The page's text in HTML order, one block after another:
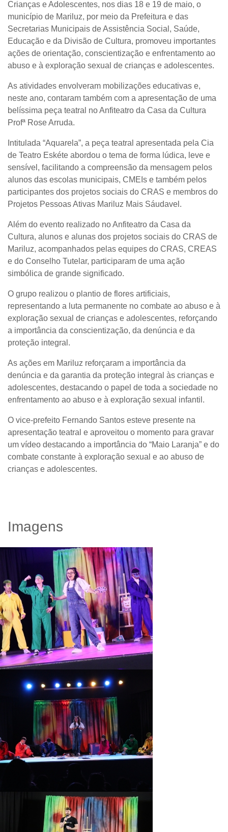
Crianças e Adolescentes, nos dias 18 e 19 de maio, o
município de Mariluz, por meio da Prefeitura e das
Secretarias Municipais de Assistência Social, Saúde,
Educação e da Divisão de Cultura, promoveu importantes
ações de orientação, conscientização e enfrentamento ao
abuso e à exploração sexual de crianças e adolescentes.
As atividades envolveram mobilizações educativas e,
neste ano, contaram também com a apresentação de uma
belíssima peça teatral no Anfiteatro da Casa da Cultura
Profª Rose Arruda.
Intitulada “Aquarela”, a peça teatral apresentada pela Cia
de Teatro Eskéte abordou o tema de forma lúdica, leve e
sensível, facilitando a compreensão da mensagem pelos
alunos das escolas municipais, CMEIs e também pelos
participantes dos projetos sociais do CRAS e membros do
Projetos Pessoas Ativas Mariluz Mais Sáudavel.
Além do evento realizado no Anfiteatro da Casa da
Cultura, alunos e alunas dos projetos sociais do CRAS de
Mariluz, acompanhados pelas equipes do CRAS, CREAS
e do Conselho Tutelar, participaram de uma ação
simbólica de grande significado.
O grupo realizou o plantio de flores artificiais,
representando a luta permanente no combate ao abuso e à
exploração sexual de crianças e adolescentes, reforçando
a importância da conscientização, da denúncia e da
proteção integral.
As ações em Mariluz reforçaram a importância da
denúncia e da garantia da proteção integral às crianças e
adolescentes, destacando o papel de toda a sociedade no
enfrentamento ao abuso e à exploração sexual infantil.
O vice-prefeito Fernando Santos esteve presente na
apresentação teatral e aproveitou o momento para gravar
um vídeo destacando a importância do “Maio Laranja” e do
combate constante à exploração sexual e ao abuso de
crianças e adolescentes.
Imagens